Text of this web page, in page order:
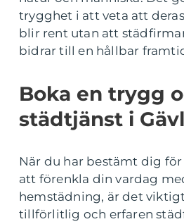
trygghet i att veta att
blir rent utan att
bidrar till en hållbar
Boka en trygg
städtjänst i
När du har bestämt dig
att förenkla din vardag
hemstädning, är det
tillförlitlig och erfaren